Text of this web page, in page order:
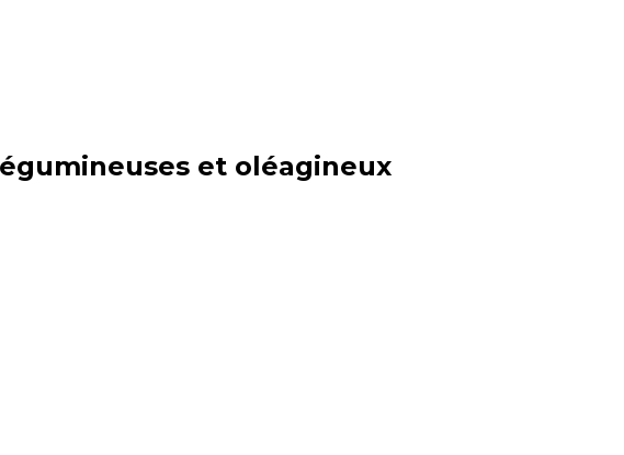
et oléagineux